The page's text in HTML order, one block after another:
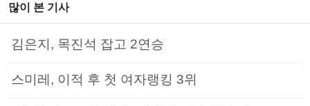
많이 본 기사
김은지, 목진석 잡고 2연승
스미레, 이적 후 첫 여자랭킹 3위